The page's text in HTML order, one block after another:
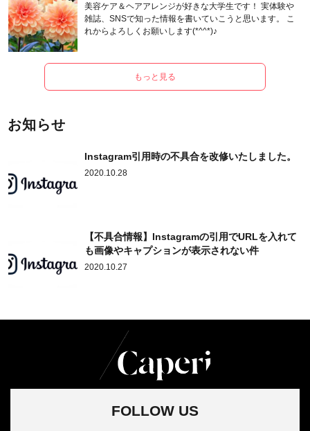
美容ケア＆ヘアアレンジが好きな大学生です！ 実体験や
雑誌、SNSで知った情報を書いていこうと思います。 こ
れからよろしくお願いします(*^^*)♪
もっと見る
お知らせ
Instagram引用時の不具合を改修いたしました。
2020.10.28
【不具合情報】Instagramの引用でURLを入れて
も画像やキャプションが表示されない件
2020.10.27
FOLLOW US